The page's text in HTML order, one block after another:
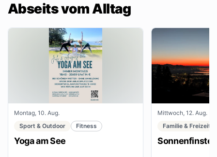
Abseits vom Alltag
Montag, 10. Aug.
Sport & Outdoor
Fitness
Yoga am See
Mittwoch, 12. Aug.
Familie & Freizeit